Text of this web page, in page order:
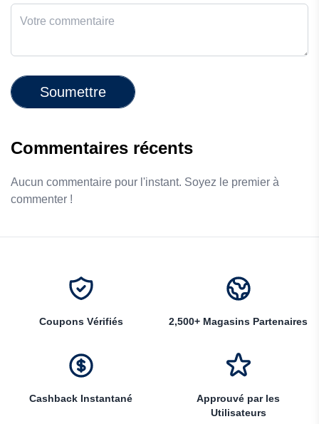
Soumettre
Commentaires récents
Aucun commentaire pour l'instant. Soyez le premier à
commenter !
Coupons Vérifiés 2,500+ Magasins Partenaires
Cashback Instantané
Approuvé par les
Utilisateurs